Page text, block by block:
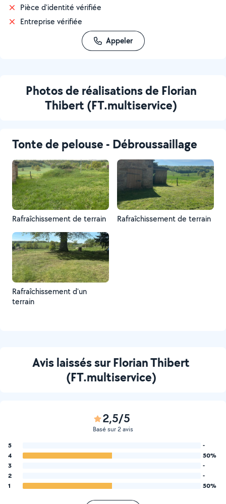
Pièce d'identité vérifiée
Entreprise vérifiée
Appeler
Photos de réalisations de Florian
Thibert (FT.multiservice)
Tonte de pelouse - Débroussaillage
Rafraîchissement de terrain Rafraîchissement de terrain
Rafraîchissement d'un
terrain
Avis laissés sur Florian Thibert
(FT.multiservice)
2,5/5
Basé sur 2 avis
5
-
4
50%
3
-
2
-
1
50%